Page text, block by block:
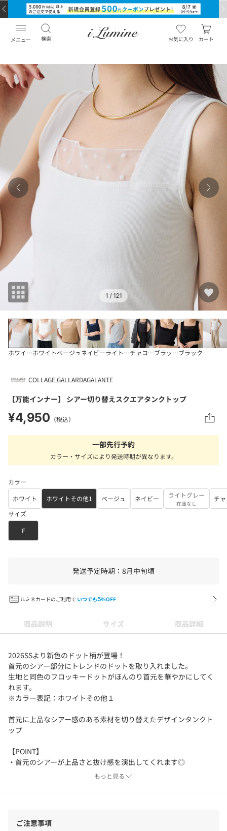
メニュー 検索 お気に入り カート
1 / 121
ホワイトその他1
ホワイトベージュ ネイビーライトグレーチャコールグレーブラックその他2
ブラック
COLLAGE GALLARDAGALANTE
【万能インナー】 シアー切り替えスクエアタンクトップ
¥4,950 （税込）
一部先行予約
カラー・サイズにより発送時期が異なります。
カラー
ホワイト
ホワイトその他1 ベージュ ネイビー ライトグレー
在庫なし
チ
サイズ
F
発送予定時期：8月中旬頃
ルミネカードのご利用で いつでも5%OFF
商品説明 サイズ 商品詳細
2026SSより新色のドット柄が登場！
首元のシアー部分にトレンドのドットを取り入れました。
生地と同色のフロッキードットがほんのり首元を華やかにしてく
れます。
※カラー表記：ホワイトその他１
首元に上品なシアー感のある素材を切り替えたデザインタンクト
ップ
【POINT】
・首元のシアーが上品さと抜け感を演出してくれます◎
・デコルテラインをすっきりと魅せながら安心感もある程よいス
もっと見る
ご注意事項